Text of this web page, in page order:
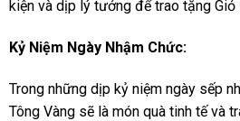
kiện và dịp lý tưởng để trao tặng Giỏ
Kỷ Niệm Ngày Nhậm Chức:
Trong những dịp kỷ niệm ngày sếp
Tông Vàng sẽ là món quà tinh tế và